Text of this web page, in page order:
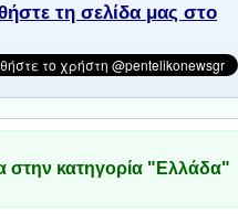
τη σελίδα μας στο
στην κατηγορία "Ελλάδα"